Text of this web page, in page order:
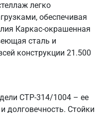
легко
обеспечивая
Каркас-окрашенная
сталь и
конструкции 21.500
СТР-314/1004 – ее
долговечность. Стойки